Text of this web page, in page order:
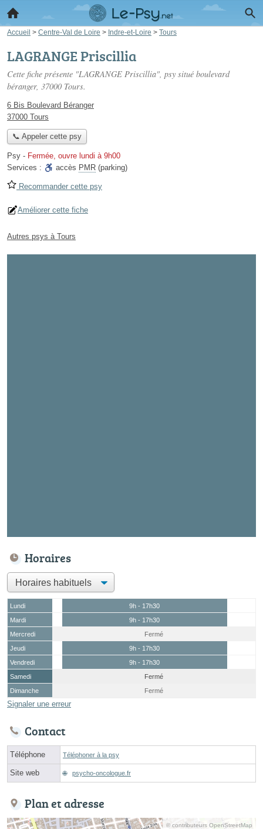
Accueil > Centre-Val de Loire > Indre-et-Loire > Tours
LAGRANGE Priscillia
Cette fiche présente "LAGRANGE Priscillia", psy situé boulevard
béranger, 37000 Tours.
6 Bis Boulevard Béranger
37000 Tours
📞 Appeler cette psy
Psy - Fermée, ouvre lundi à 9h00
Services :
accès PMR (parking)
Recommander cette psy
Améliorer cette fiche
Autres psys à Tours
Horaires
Lundi
9h - 17h30
Mardi
9h - 17h30
Mercredi
Fermé
Jeudi
9h - 17h30
Vendredi
9h - 17h30
Samedi
Fermé
Dimanche
Fermé
Signaler une erreur
Contact
Téléphone Téléphoner à la psy
Site web psycho-oncologue.fr
Plan et adresse
© contributeurs OpenStreetMap